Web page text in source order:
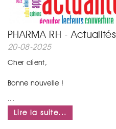
PHARMA RH - Actualités
20-08-2025
Cher client,
Bonne nouvelle !
...
Lire la suite...